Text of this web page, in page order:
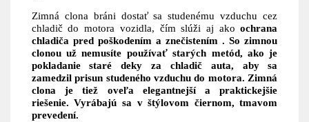
Zimná clona bráni dostať sa studenému vzduchu cez
chladič do motora vozidla, čím slúži aj akoochrana
chladiča pred poškodením a znečistením . So zimnou
clonou už nemusíte používať starých metód, ako je
pokladanie staré deky za chladič auta, aby sa
zamedzil prisun studeného vzduchu do motora. Zimná
clona je tiež oveľa elegantnejší a praktickejšie
riešenie.Vyrábajú sa v štýlovom čiernom, tmavom
prevedení.